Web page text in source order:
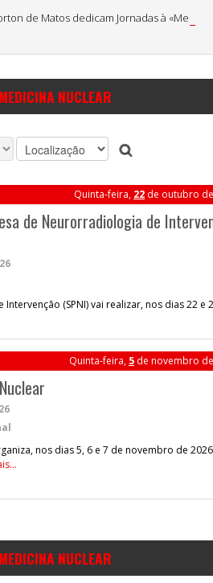
de Matos dedicam Jornadas à
NUCLEAR
Quinta-feira, 22 de outubro
de Neurorradiologia de
(SPNI) vai realizar, nos dias 22 e
Quinta-feira, 5 de novembro
nos dias 5, 6 e 7 de novembro de
NUCLEAR